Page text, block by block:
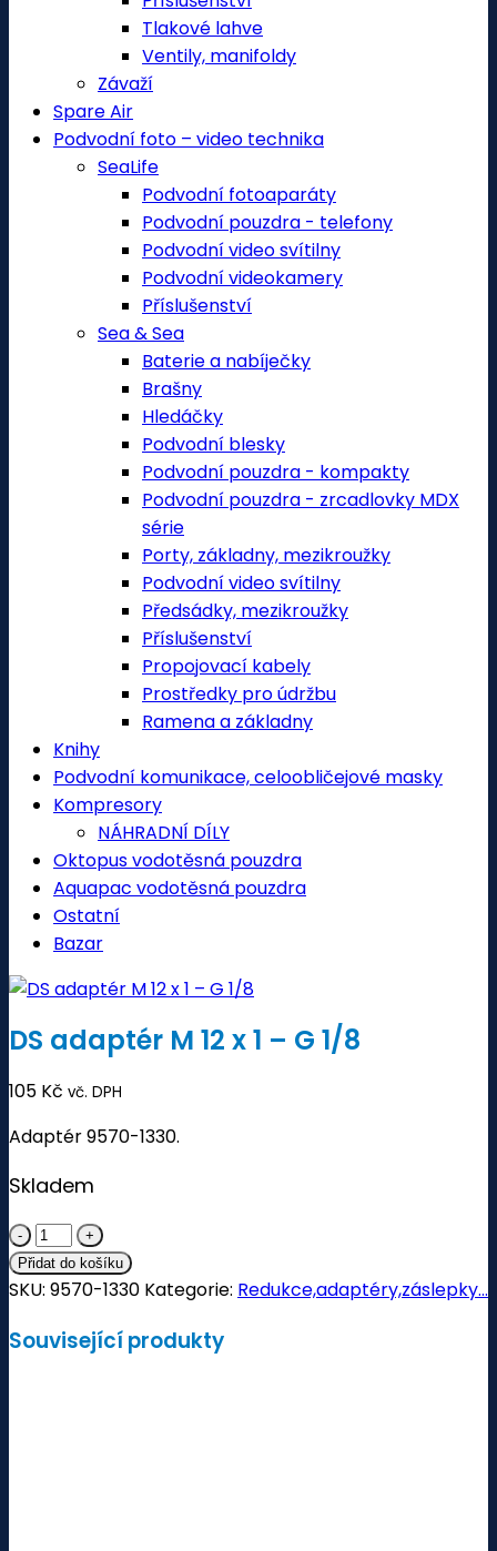
Tlakové lahve
Ventily, manifoldy
Závaží
Spare Air
Podvodní foto – video technika
SeaLife
Podvodní fotoaparáty
Podvodní pouzdra - telefony
Podvodní video svítilny
Podvodní videokamery
Příslušenství
Sea & Sea
Baterie a nabíječky
Brašny
Hledáčky
Podvodní blesky
Podvodní pouzdra - kompakty
Podvodní pouzdra - zrcadlovky MDX
série
Porty, základny, mezikroužky
Podvodní video svítilny
Předsádky, mezikroužky
Příslušenství
Propojovací kabely
Prostředky pro údržbu
Ramena a základny
Knihy
Podvodní komunikace, celoobličejové masky
Kompresory
NÁHRADNÍ DÍLY
Oktopus vodotěsná pouzdra
Aquapac vodotěsná pouzdra
Ostatní
Bazar
DS adaptér M 12 x 1 – G 1/8
105 Kč vč. DPH
Adaptér 9570-1330.
Skladem
DS
adaptér
M
x
Přidat do košíku
SKU: 9570-1330 Kategorie: Redukce,adaptéry,záslepky...
Související produkty